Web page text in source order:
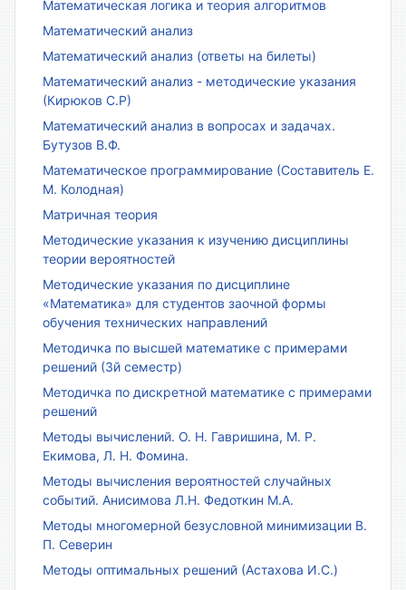
Математическая логика и теория алгоритмов
Математический анализ
Математический анализ (ответы на билеты)
Математический анализ - методические указания
(Кирюков С.Р)
Математический анализ в вопросах и задачах.
Бутузов В.Ф.
Математическое программирование (Составитель Е.
М. Колодная)
Матричная теория
Методические указания к изучению дисциплины
теории вероятностей
Методические указания по дисциплине
«Математика» для студентов заочной формы
обучения технических направлений
Методичка по высшей математике с примерами
решений (3й семестр)
Методичка по дискретной математике с примерами
решений
Методы вычислений. О. Н. Гавришина, М. Р.
Екимова, Л. Н. Фомина.
Методы вычисления вероятностей случайных
событий. Анисимова Л.Н. Федоткин М.А.
Методы многомерной безусловной минимизации В.
П. Северин
Методы оптимальных решений (Астахова И.С.)